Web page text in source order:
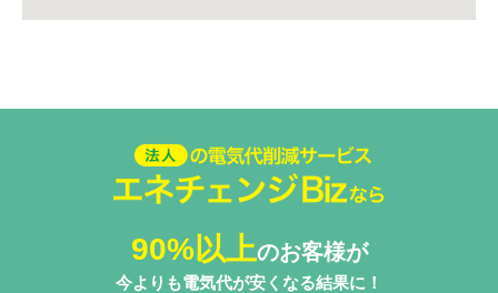
法人の電気代削減サービスエネ
チェンジ Biz
90%以上のお客様が
今よりも電気代が安くなる結果に！